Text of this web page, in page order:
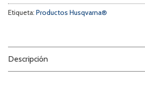
Etiqueta: Productos Husqvarna®
Descripción